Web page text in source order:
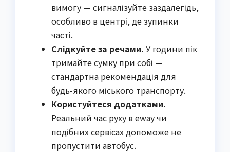
вимогу — сигналізуйте заздалегідь,
особливо в центрі, де зупинки
часті.
Слідкуйте за речами. У години пік
тримайте сумку при собі —
стандартна рекомендація для
будь-якого міського транспорту.
Користуйтеся додатками.
Реальний час руху в eway чи
подібних сервісах допоможе не
пропустити автобус.